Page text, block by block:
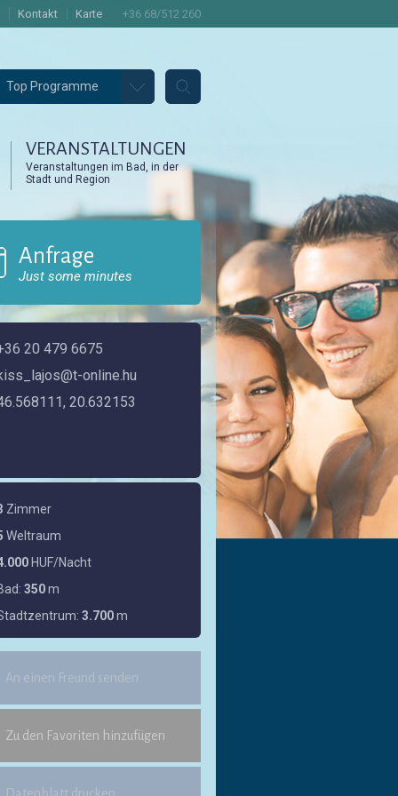
Kontakt Karte +36 68/512 260
Top Programme
VERANSTALTUNGEN
Veranstaltungen im Bad, in der
Stadt und Region
Anfrage
Just some minutes
20 479 6675
online.hu
20.632153
Zimmer
Weltraum
HUF/Nacht
350m
3.700m
An einen Freund senden
Zu den Favoriten hinzufügen